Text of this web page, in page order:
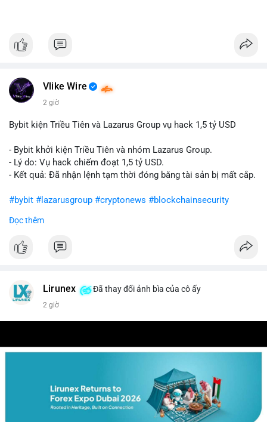
Vlike Wire
2 giờ
Bybit kiện Triều Tiên và Lazarus Group vụ hack 1,5 tỷ USD
- Bybit khởi kiện Triều Tiên và nhóm Lazarus Group.
- Lý do: Vụ hack chiếm đoạt 1,5 tỷ USD.
- Kết quả: Đã nhận lệnh tạm thời đóng băng tài sản bị mất cắp.
#bybit #lazarusgroup #cryptonews #blockchainsecurity
$btc $eth
#vlikevn #titanbot
Đọc thêm
Lirunex Đã thay đổi ảnh bìa của cô ấy
2 giờ